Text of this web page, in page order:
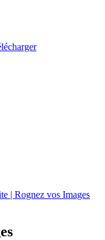
| Rognez vos Images